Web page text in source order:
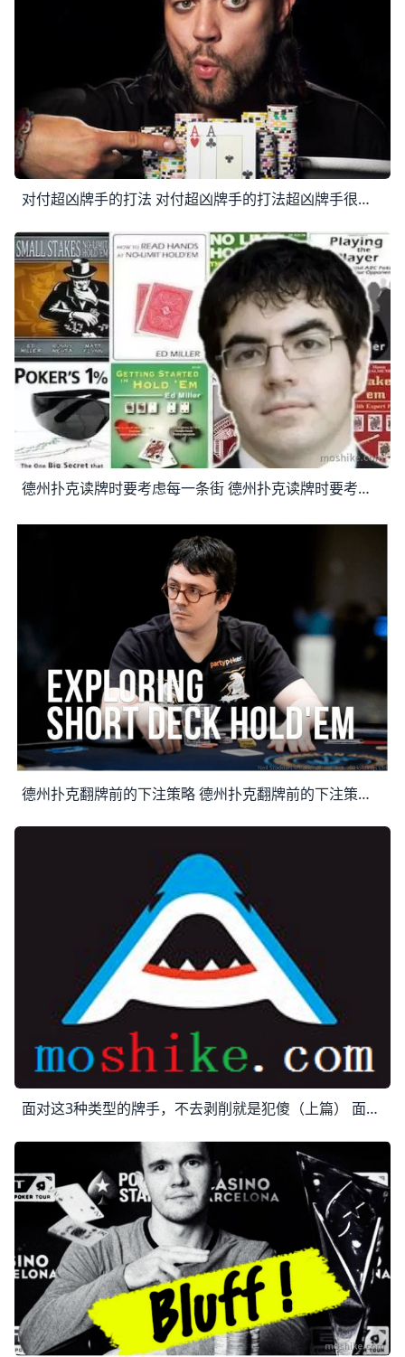
对付超凶牌手的打法 对付超凶牌手的打法超凶牌手很难对付，他们经常向你施压，迫使你做出艰难决定。即使你喜欢激烈的对抗和刺激的心理游戏，有时这种凶猛的进攻也会让你感
德州扑克读牌时要考虑每一条街 德州扑克读牌时要考虑每一条街 假设你和对手在桌上对决的第一手牌打到了河牌圈。他在河牌做了一个数目可观的加注，你只有中等牌力的牌，比如在公共牌J
德州扑克翻牌前的下注策略 德州扑克翻牌前的下注策略 起手牌选择 尽管和德州扑克一样，口袋对A是最强的起手牌，但是在短牌里面对其他牌型的赢率，AA却下降了不少，比如短牌里面
面对这3种类型的牌手，不去剥削就是犯傻（上篇） 面对这3种类型的牌手，不去剥削就是犯傻 你玩德扑APP的目标是赚到尽可能多的钱。为了做到那点，你必须最大程度地剥削你的对手，尽管这并不总是可能